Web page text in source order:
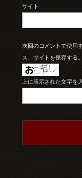
サイト
次回のコメントで使用
ス、サイトを保存する。
上に表示された文字を